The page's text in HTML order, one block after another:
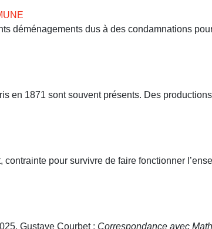
déménagements dus à des condamnations
en 1871 sont souvent présents. Des
pour survivre de faire fonctionner
Gustave Courbet : Correspondance avec